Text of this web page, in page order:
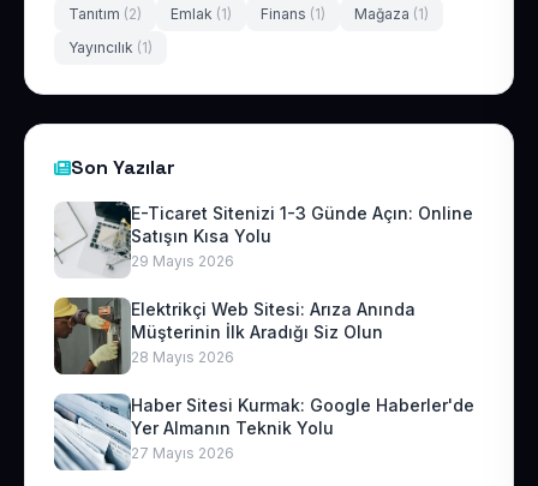
Tanıtım (2) Emlak (1) Finans (1) Mağaza (1)
Yayıncılık (1)
Son Yazılar
E-Ticaret Sitenizi 1-3 Günde Açın: Online
Satışın Kısa Yolu
29 Mayıs 2026
Elektrikçi Web Sitesi: Arıza Anında
Müşterinin İlk Aradığı Siz Olun
28 Mayıs 2026
Haber Sitesi Kurmak: Google Haberler'de
Yer Almanın Teknik Yolu
27 Mayıs 2026